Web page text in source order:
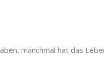
manchmal hat das